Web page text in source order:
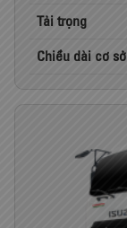
Tải trọng
Chiều dài cơ sở